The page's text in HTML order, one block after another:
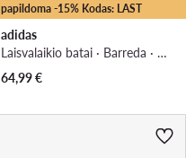
papildoma -15% Kodas: LAST
adidas
Laisvalaikio batai · Barreda · Smėlio
64,99€